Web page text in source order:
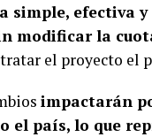
simple, efectiva
modificar la
el proyecto el
impactarán
el país, lo que